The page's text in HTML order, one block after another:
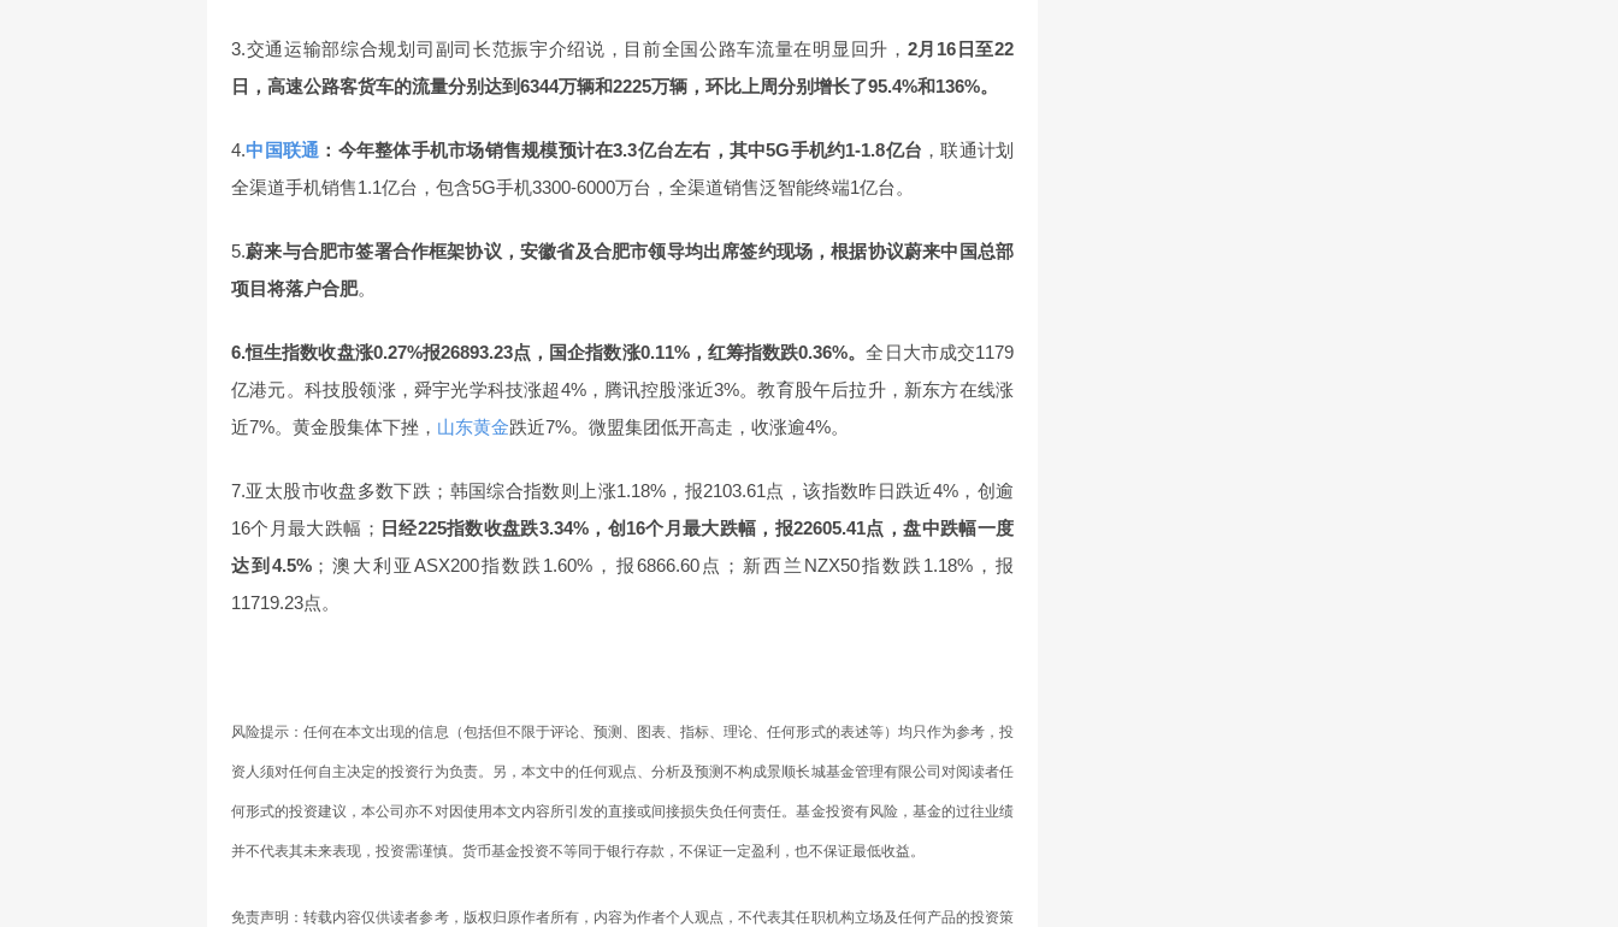
3.交通运输部综合规划司副司长范振宇介绍说，目前全国公路车流量在明显回升， 2月16日至22
日，高速公路客货车的流量分别达到6344万辆和2225万辆，环比上周分别增长了95.4%和136%。
4.中国联通 ：今年整体手机市场销售规模预计在3.3亿台左右，其中5G手机约1-1.8亿台 ，联通计划
全渠道手机销售1.1亿台，包含5G手机3300-6000万台，全渠道销售泛智能终端1亿台。
5.蔚来与合肥市签署合作框架协议，安徽省及合肥市领导均出席签约现场，根据协议蔚来中国总部
项目将落户合肥。
6.恒生指数收盘涨0.27%报26893.23点，国企指数涨0.11%，红筹指数跌0.36%。全日大市成交1179
亿港元。科技股领涨，舜宇光学科技涨超4%，腾讯控股涨近3%。教育股午后拉升，新东方在线涨
近7%。黄金股集体下挫， 山东黄金跌近7%。微盟集团低开高走，收涨逾4%。
7.亚太股市收盘多数下跌；韩国综合指数则上涨1.18%，报2103.61点，该指数昨日跌近4%，创逾
16个月最大跌幅； 日经225指数收盘跌3.34%，创16个月最大跌幅，报22605.41点，盘中跌幅一度
达到4.5% ；澳大利亚ASX200指数跌1.60%，报6866.60点；新西兰NZX50指数跌1.18%，报
11719.23点。
风险提示：任何在本文出现的信息（包括但不限于评论、预测、图表、指标、理论、任何形式的表述等）均只作为参考，投
资人须对任何自主决定的投资行为负责。另，本文中的任何观点、分析及预测不构成景顺长城基金管理有限公司对阅读者任
何形式的投资建议，本公司亦不对因使用本文内容所引发的直接或间接损失负任何责任。基金投资有风险，基金的过往业绩
并不代表其未来表现，投资需谨慎。 货币基金投资不等同于银行存款，不保证一定盈利，也不保证最低收益。
免责声明：转载内容仅供读者参考，版权归原作者所有，内容为作者个人观点，不代表其任职机构立场及任何产品的投资策